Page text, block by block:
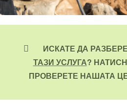
ИСКАТЕ ДА РАЗБЕРЕ
ТАЗИ УСЛУГА?
ПРОВЕРЕТЕ НАШАТА